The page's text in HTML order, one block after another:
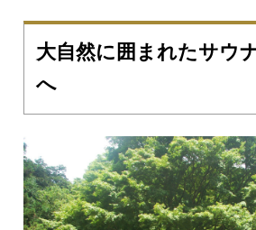
大自然に囲まれたサウ
へ